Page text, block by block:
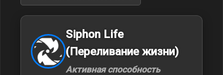
Siphon Life
(Переливание жизни)
Активная способность